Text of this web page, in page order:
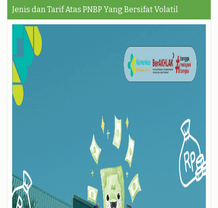
Jenis dan Tarif Atas PNBP Yang Bersifat Volatil